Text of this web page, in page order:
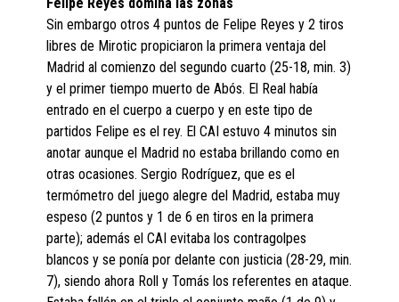
Sin embargo otros 4 puntos de Felipe Reyes y 2 tiros
libres de Mirotic propiciaron la primera ventaja del
Madrid al comienzo del segundo cuarto (25-18, min. 3)
y el primer tiempo muerto de Abós. El Real había
entrado en el cuerpo a cuerpo y en este tipo de
partidos Felipe es el rey. El CAI estuvo 4 minutos sin
anotar aunque el Madrid no estaba brillando como en
otras ocasiones. Sergio Rodríguez, que es el
termómetro del juego alegre del Madrid, estaba muy
espeso (2 puntos y 1 de 6 en tiros en la primera
parte); además el CAI evitaba los contragolpes
blancos y se ponía por delante con justicia (28-29, min.
7), siendo ahora Roll y Tomás los referentes en ataque.